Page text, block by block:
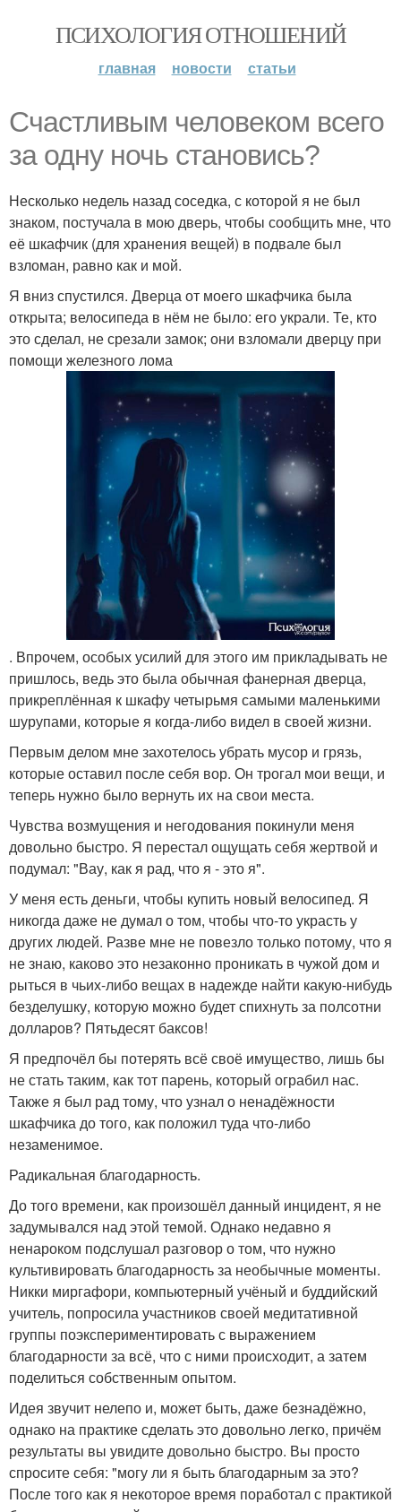
ПСИХОЛОГИЯ ОТНОШЕНИЙ
главная новости статьи
Счастливым человеком всего
за одну ночь становись?
Несколько недель назад соседка, с которой я не был
знаком, постучала в мою дверь, чтобы сообщить мне, что
её шкафчик (для хранения вещей) в подвале был
взломан, равно как и мой.
Я вниз спустился. Дверца от моего шкафчика была
открыта; велосипеда в нём не было: его украли. Те, кто
это сделал, не срезали замок; они взломали дверцу при
помощи железного лома
. Впрочем, особых усилий для этого им прикладывать не
пришлось, ведь это была обычная фанерная дверца,
прикреплённая к шкафу четырьмя самыми маленькими
шурупами, которые я когда-либо видел в своей жизни.
Первым делом мне захотелось убрать мусор и грязь,
которые оставил после себя вор. Он трогал мои вещи, и
теперь нужно было вернуть их на свои места.
Чувства возмущения и негодования покинули меня
довольно быстро. Я перестал ощущать себя жертвой и
подумал: "Вау, как я рад, что я - это я".
У меня есть деньги, чтобы купить новый велосипед. Я
никогда даже не думал о том, чтобы что-то украсть у
других людей. Разве мне не повезло только потому, что я
не знаю, каково это незаконно проникать в чужой дом и
рыться в чьих-либо вещах в надежде найти какую-нибудь
безделушку, которую можно будет спихнуть за полсотни
долларов? Пятьдесят баксов!
Я предпочёл бы потерять всё своё имущество, лишь бы
не стать таким, как тот парень, который ограбил нас.
Также я был рад тому, что узнал о ненадёжности
шкафчика до того, как положил туда что-либо
незаменимое.
Радикальная благодарность.
До того времени, как произошёл данный инцидент, я не
задумывался над этой темой. Однако недавно я
ненароком подслушал разговор о том, что нужно
культивировать благодарность за необычные моменты.
Никки миргафори, компьютерный учёный и буддийский
учитель, попросила участников своей медитативной
группы поэкспериментировать с выражением
благодарности за всё, что с ними происходит, а затем
поделиться собственным опытом.
Идея звучит нелепо и, может быть, даже безнадёжно,
однако на практике сделать это довольно легко, причём
результаты вы увидите довольно быстро. Вы просто
спросите себя: "могу ли я быть благодарным за это?
После того как я некоторое время поработал с практикой